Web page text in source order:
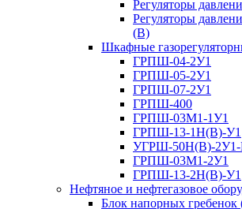
Регуляторы
Регуляторы
(В)
Шкафные
ГРПШ-04-2У1
ГРПШ-05-2У1
ГРПШ-07-2У1
ГРПШ-400
ГРПШ-03М1-1У1
ГРПШ-13-1Н(В)-У1
УГРШ-50Н(В)-
ГРПШ-03М1-2У1
ГРПШ-13-2Н(В)-У1
Нефтяное и нефтегазовое
Блок напорных гребенок